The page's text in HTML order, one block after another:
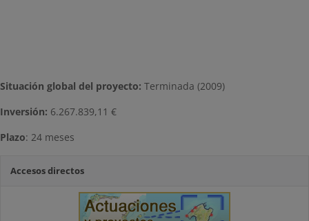
Situación global del proyecto: Terminada (2009)
Inversión: 6.267.839,11 €
Plazo: 24 meses
Accesos directos